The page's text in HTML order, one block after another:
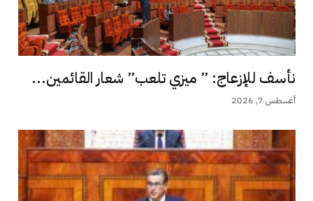
نأسف للإزعاج: ” ميزي تلعب” شعار القائمين...
أغسطس 7, 2026